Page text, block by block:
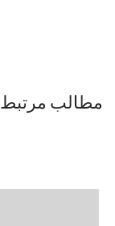
مطالب مرتبط